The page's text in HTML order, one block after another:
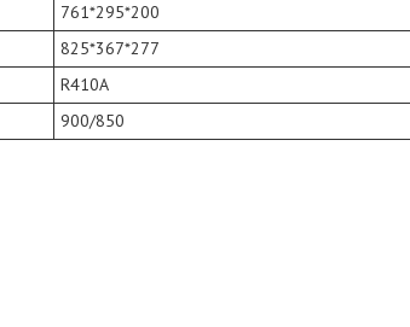
761*295*200
825*367*277
R410A
900/850